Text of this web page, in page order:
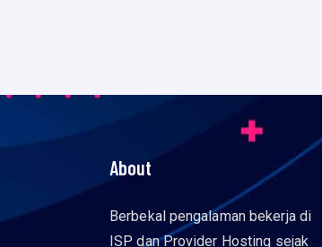
About
Berbekal pengalaman bekerja di
ISP dan Provider Hosting sejak